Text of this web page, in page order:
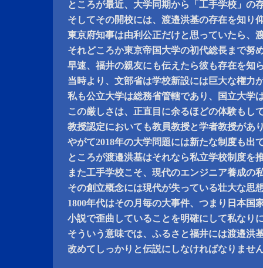
ところが最近、大学同期から「工手学校」の
そしてその開校には、渡邉洪基の存在を知り
東京府知事は由利公正だけと思っていたら、
それどころか東京帝国大学の初代総長まで努
早速、福井の親友にも伝えたら彼も存在を知
当時より、文部省は学校新設には巨大な権力
私も公立大学は総務省管轄であり、国立大学
この厳しさは、正直目に余るほどの体験もし
教授認定においても教員教授と学者教授があ
やがて2018年の大学問題には新たな制度も出
ところが渡邉洪基はそれなら私立学校制度を
また工手学校こそ、現代のエンジニア養成の
その創立概念には現代が失っている壮大な思
1800年代はその月毎の大事件、つまり日本国
小説で歪曲していることを明確にして私なり
そういう意味では、ふるさと福井には渡邉洪
改めてしっかりと伝説にしなければなりませ